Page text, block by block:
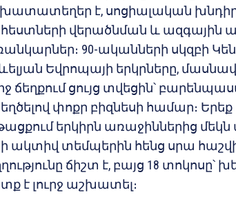
է, սոցիալական
վերածնման և ազգային
90-ականների սկզբի
Եվրոպայի երկրները,
ճեղքում ցույց տվեցին՝
փոքր բիզնեսի համար։
երկիրն առաջիններից
ակտիվ տեմպերին հենց սրա
ճիշտ է, բայց 18 տոկոսը՝
է լուրջ աշխատել։